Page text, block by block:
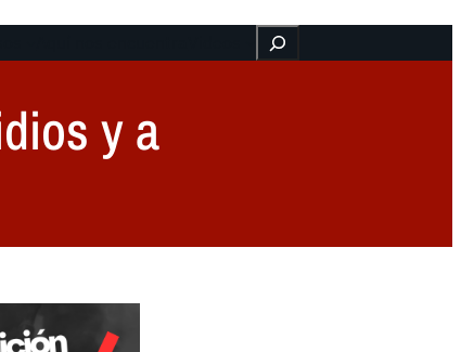
Buscar
y a